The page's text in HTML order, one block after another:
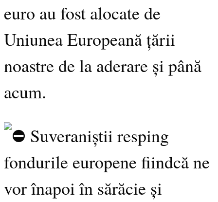
euro au fost alocate de
Uniunea Europeană țării
noastre de la aderare și până
acum.
Suveraniștii resping
fondurile europene fiindcă ne
vor înapoi în sărăcie și